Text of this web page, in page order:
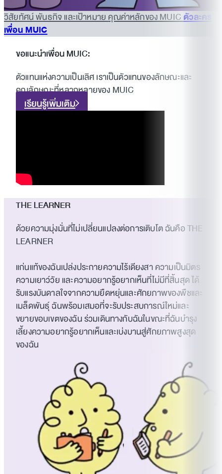
วิสัยทัศน์ พันธกิจ และเป้าหมายคุณค่าหลักของ MUICตัวละคร
เพื่อน MUIC
ขอแนะนำเพื่อน MUIC:
ตัวแทนแห่งความเป็นเลิศ เราเป็นตัวแทนของลักษณะและ
คุณลักษณะที่หลากหลายของ MUIC
เรียนรู้เพิ่มเติม
THE LEARNER
ด้วยความมุ่งมั่นที่ไม่เปลี่ยนแปลงต่อการเติบโต ฉันคือ THE
LEARNER
แก่นแท้ของฉันเปล่งประกายความไร้เดียงสา ความเป็นมิตร
ความเยาว์วัย และความอยากรู้อยากเห็นที่ไม่มีที่สิ้นสุด ได้
รับแรงบันดาลใจจากความยืดหยุ่นและศักยภาพของพืชและ
เมล็ดพันธุ์ ฉันพร้อมเสมอที่จะรับประสบการณ์ใหม่และ
ขยายขอบเขตของฉัน ร่วมเดินทางกับฉันในขณะที่ฉันบำรุง
เลี้ยงความอยากรู้อยากเห็นและเบ่งบานสู่ศักยภาพสูงสุด
ของฉัน